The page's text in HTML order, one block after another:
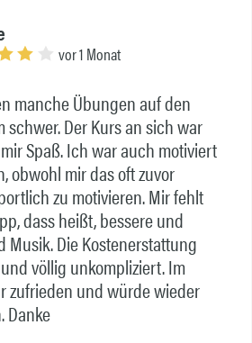
vor 1 Monat
manche Übungen auf den
schwer. Der Kurs an sich war
Spaß. Ich war auch motiviert
obwohl mir das oft zuvor
zu motivieren. Mir fehlt
dass heißt, bessere und
Die Kostenerstattung
völlig unkompliziert. Im
zufrieden und würde wieder
Danke